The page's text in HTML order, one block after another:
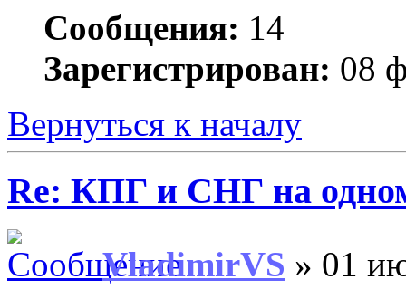
Сообщения: 14
Зарегистрирован: 08
Вернуться к началу
Re: КПГ и СНГ на
VladimirVS » 01